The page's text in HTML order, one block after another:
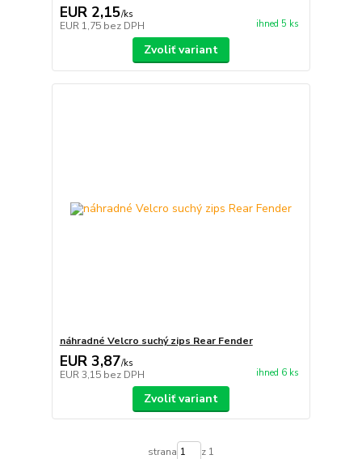
EUR 2,15/ks
EUR 1,75 bez DPH ihned 5 ks
Zvoliť variant
náhradné Velcro suchý zips Rear Fender
EUR 3,87/ks
EUR 3,15 bez DPH ihned 6 ks
Zvoliť variant
strana z 1